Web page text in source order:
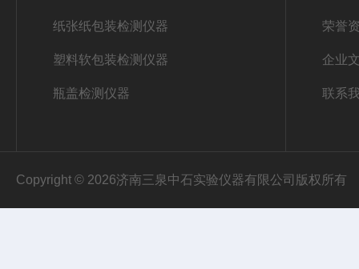
纸张纸包装检测仪器
塑料软包装检测仪器
瓶盖检测仪器
荣誉
企业
联系
Copyright © 2026济南三泉中石实验仪器有限公司版权所有